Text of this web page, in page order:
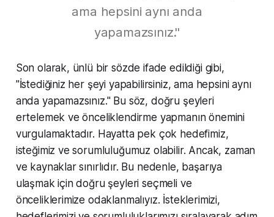
ama hepsini aynı anda
yapamazsınız."
Son olarak, ünlü bir sözde ifade edildiği gibi,
"İstediğiniz her şeyi yapabilirsiniz, ama hepsini aynı
anda yapamazsınız." Bu söz, doğru şeyleri
ertelemek ve önceliklendirme yapmanın önemini
vurgulamaktadır. Hayatta pek çok hedefimiz,
isteğimiz ve sorumluluğumuz olabilir. Ancak, zaman
ve kaynaklar sınırlıdır. Bu nedenle, başarıya
ulaşmak için doğru şeyleri seçmeli ve
önceliklerimize odaklanmalıyız. İsteklerimizi,